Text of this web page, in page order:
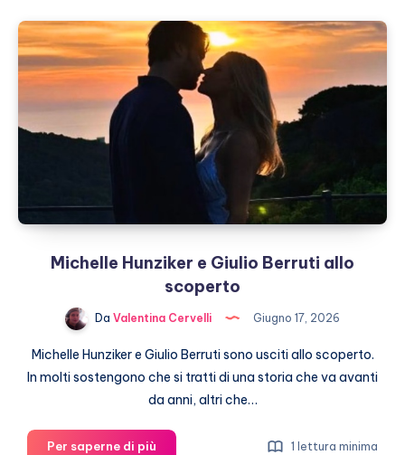
lasciano
Buckingham
palace
Michelle Hunziker e Giulio Berruti allo
scoperto
Da Valentina Cervelli Giugno 17, 2026
Michelle Hunziker e Giulio Berruti sono usciti allo scoperto.
In molti sostengono che si tratti di una storia che va avanti
da anni, altri che…
Per saperne di più 1 lettura minima